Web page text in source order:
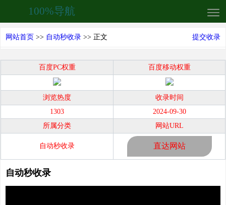
100%导航
网站首页 >> 自动秒收录 >> 正文 提交收录
百度PC权重 百度移动权重
浏览热度
收录时间
1303
2024-09-30
所属分类
网站URL
自动秒收录 直达网站
自动秒收录